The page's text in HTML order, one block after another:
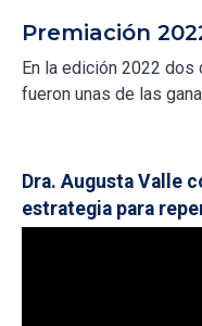
Premiación
En la edición 2022
fueron unas de las
Dra. Augusta Valle
estrategia para